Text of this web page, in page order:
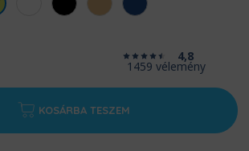
4,8
1459 vélemény
KOSÁRBA TESZEM